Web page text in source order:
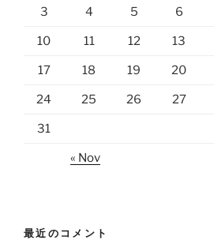
3 4 5 6
10 11 12 13
17 18 19 20
24 25 26 27
31
« Nov
最近のコメント